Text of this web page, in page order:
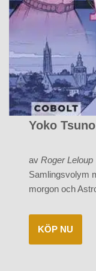
Yoko
avRoger Leloup
Samlingsvolym
morgon och
KÖP NU